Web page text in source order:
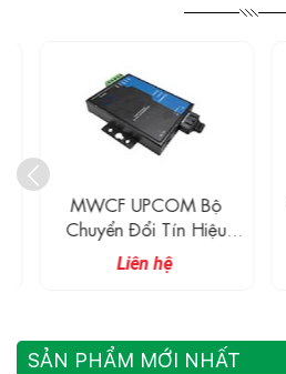
MWCF UPCOM Bộ
Chuyển Đổi Tín Hiệu
Serial CAN Sang Quang
Liên hệ
SẢN PHẨM MỚI NHẤT